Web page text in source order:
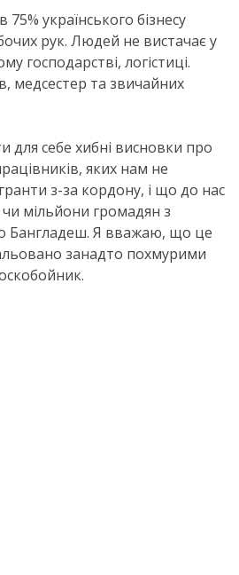
українського бізнесу
рук. Людей не вистачає у
господарстві, логістиці.
медсестер та звичайних
себе хибні висновки про
яких нам не
з-за кордону, і що до нас
чи мільйони громадян з
Бангладеш. Я вважаю, що це
занадто похмурими